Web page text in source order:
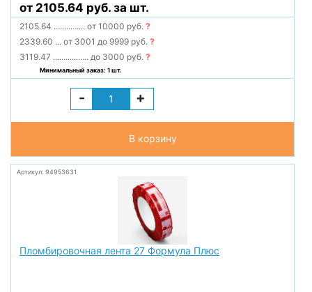
от 2105.64 руб. за шт.
2105.64 ............... от 10000 руб.?
2339.60 ... от 3001 до 9999 руб.?
3119.47 ................. до 3000 руб.?
Минимальный заказ: 1 шт.
- +
В корзину
Артикул: 94953631
Пломбировочная лента 27 Формула Плюс